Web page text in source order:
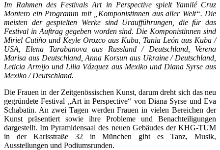
Im Rahmen des Festivals Art in Perspective spielt Yamilé Cruz
Montero ein Programm mit „Komponistinnen aus aller Welt“. Die
meisten der gespielten Werke sind Uraufführungen, die für das
Festival in Auftrag gegeben worden sind. Die Komponistinnen sind
Miriel Cutiño und Keyle Orozco aus Kuba, Tania León aus Kuba /
USA, Elena Tarabanova aus Russland / Deutschland, Verena
Marisa aus Deutschland, Anna Korsun aus Ukraine / Deutschland,
Leticia Armijo und Lilia Vázquez aus Mexiko und Diana Syrse aus
Mexiko / Deutschland.
Die Frauen in der Zeitgenössischen Kunst, darum dreht sich das neu
gegründete Festival „Art in Perspective“ von Diana Syrse und Eva
Schabatin. An zwei Tagen werden Frauen in vielen Bereichen der
Kunst präsentiert sowie ihre Probleme und Benachteiligungen
dargestellt. Im Pyramidensaal des neuen Gebäudes der KHG-TUM
in der Karlsstraße 32 in München gibt es Tanz, Musik,
Ausstellungen und Podiumsrunden.